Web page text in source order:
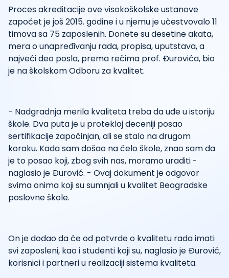
Proces akreditacije ove visokoškolske ustanove
započet je još 2015. godine i u njemu je učestvovalo 11
timova sa 75 zaposlenih. Donete su desetine akata,
mera o unapređivanju rada, propisa, uputstava, a
najveći deo posla, prema rečima prof. Đurovića, bio
je na školskom Odboru za kvalitet.
- Nadgradnja merila kvaliteta treba da uđe u istoriju
škole. Dva puta je u protekloj deceniji posao
sertifikacije započinjan, ali se stalo na drugom
koraku. Kada sam došao na čelo škole, znao sam da
je to posao koji, zbog svih nas, moramo uraditi -
naglasio je Đurović. - Ovaj dokument je odgovor
svima onima koji su sumnjali u kvalitet Beogradske
poslovne škole.
On je dodao da će od potvrde o kvalitetu rada imati
svi zaposleni, kao i studenti koji su, naglasio je Đurović,
korisnici i partneri u realizaciji sistema kvaliteta.